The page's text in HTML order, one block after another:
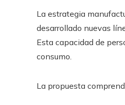
La estrategia
desarrollado nuevas
Esta capacidad de
consumo.
La propuesta